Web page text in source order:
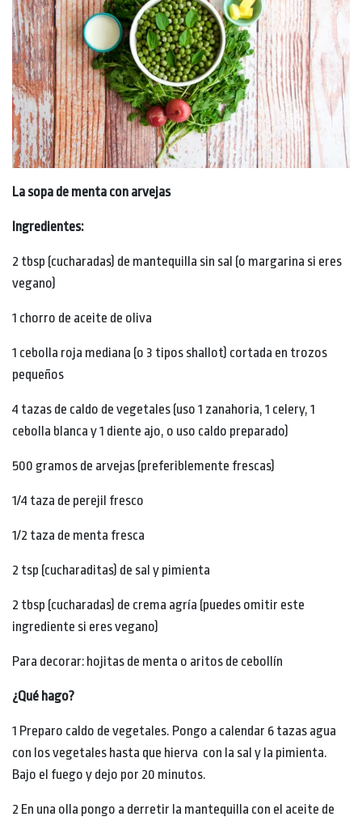
La sopa de menta con arvejas
Ingredientes:
2 tbsp (cucharadas) de mantequilla sin sal (o margarina si eres
vegano)
1 chorro de aceite de oliva
1 cebolla roja mediana (o 3 tipos shallot) cortada en trozos
pequeños
4 tazas de caldo de vegetales (uso 1 zanahoria, 1 celery, 1
cebolla blanca y 1 diente ajo, o uso caldo preparado)
500 gramos de arvejas (preferiblemente frescas)
1/4 taza de perejil fresco
1/2 taza de menta fresca
2 tsp (cucharaditas) de sal y pimienta
2 tbsp (cucharadas) de crema agría (puedes omitir este
ingrediente si eres vegano)
Para decorar: hojitas de menta o aritos de cebollín
¿Qué hago?
1 Preparo caldo de vegetales. Pongo a calendar 6 tazas agua
con los vegetales hasta que hierva con la sal y la pimienta.
Bajo el fuego y dejo por 20 minutos.
2 En una olla pongo a derretir la mantequilla con el aceite de